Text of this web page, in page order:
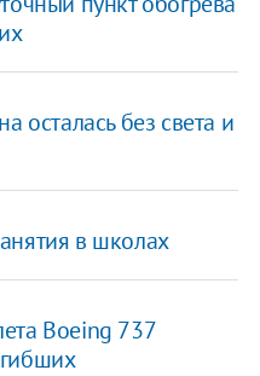
осталась без света и
в школах
Boeing 737